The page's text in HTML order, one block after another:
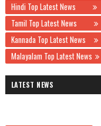
Hindi Top Latest News
Tamil Top Latest News
Kannada Top Latest News
Malayalam Top Latest News
LATEST NEWS